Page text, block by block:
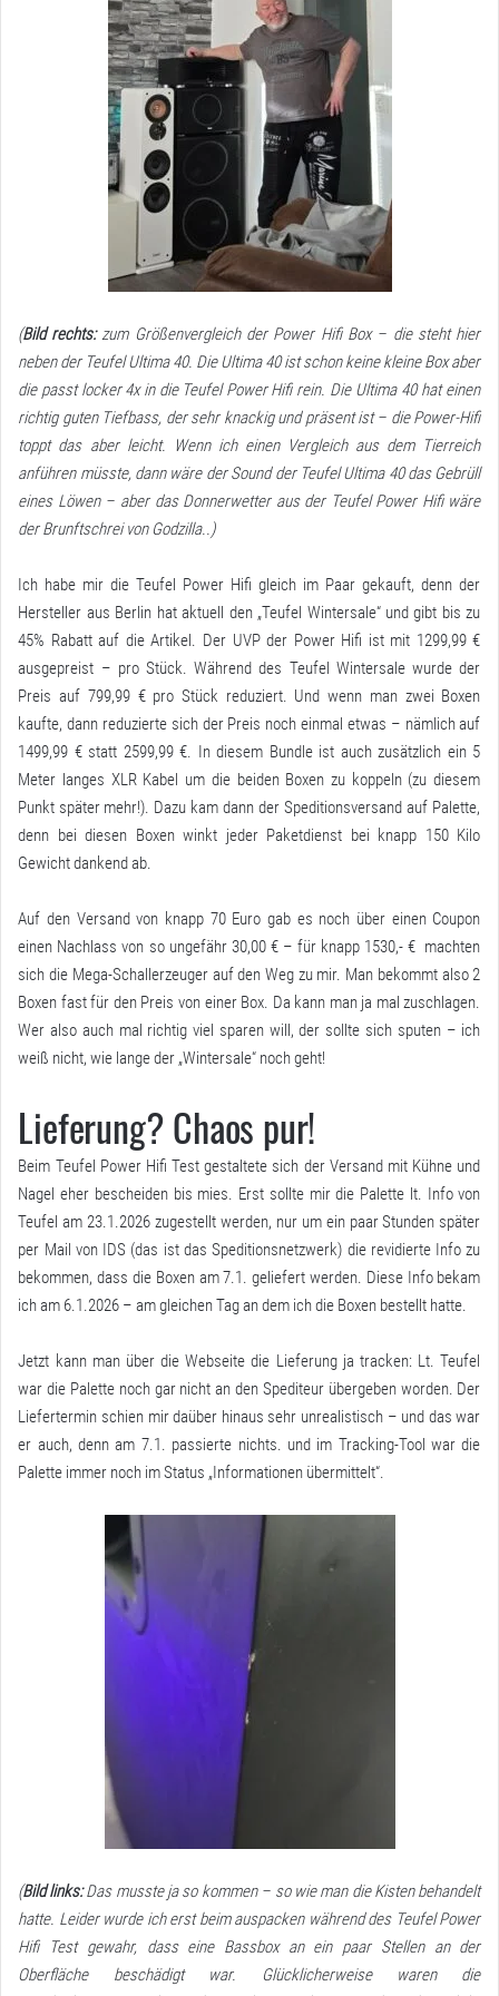
(Bild rechts:zum Größenvergleich der Power Hifi Box – die steht hier
neben der Teufel Ultima 40. DieUltima 40ist schon keine kleine Box aber
die passt locker 4x in die Teufel Power Hifirein. Die Ultima 40 hat einen
richtig guten Tiefbass, der sehr knackig und präsent ist – die Power-Hifi
toppt das aber leicht. Wenn ich einen Vergleich aus dem Tierreich
anführen müsste, dann wäre der Sound der Teufel Ultima 40 das Gebrüll
eines Löwen – aber das Donnerwetter aus der Teufel Power Hifi wäre
der Brunftschrei von Godzilla..)
Ich habe mir die Teufel Power Hifi gleich im Paar gekauft, denn der
Hersteller aus Berlin hat aktuell den „Teufel Wintersale“ und gibt bis zu
45% Rabatt auf die Artikel. Der UVP der Power Hifi ist mit 1299,99 €
ausgepreist – pro Stück. Während des Teufel Wintersale wurde der
Preis auf 799,99 € pro Stück reduziert. Und wenn man zwei Boxen
kaufte, dann reduzierte sich der Preis noch einmal etwas – nämlich auf
1499,99 € statt 2599,99 €. In diesem Bundle ist auch zusätzlich ein 5
Meter langes XLR Kabel um die beiden Boxen zu koppeln (zu diesem
Punkt später mehr!). Dazu kam dann der Speditionsversand auf Palette,
denn bei diesen Boxen winkt jeder Paketdienst bei knapp 150 Kilo
Gewicht dankend ab.
Auf den Versand von knapp 70 Euro gab es noch über einen Coupon
einen Nachlass von so ungefähr 30,00 € – für knapp 1530,- € machten
sich die Mega-Schallerzeuger auf den Weg zu mir. Man bekommt also 2
Boxen fast für den Preis von einer Box. Da kann man ja mal zuschlagen.
Wer also auch mal richtig viel sparen will, der sollte sich sputen – ich
weiß nicht, wie lange der „Wintersale“ noch geht!
Lieferung? Chaos pur!
Beim Teufel Power Hifi Test gestaltete sich der Versand mit Kühne und
Nagel eher bescheiden bis mies. Erst sollte mir die Palette lt. Info von
Teufel am 23.1.2026 zugestellt werden, nur um ein paar Stunden später
per Mail von IDS (das ist das Speditionsnetzwerk) die revidierte Info zu
bekommen, dass die Boxen am 7.1. geliefert werden. Diese Info bekam
ich am 6.1.2026 – am gleichen Tag an dem ich die Boxen bestellt hatte.
Jetzt kann man über die Webseite die Lieferung ja tracken: Lt. Teufel
war die Palette noch gar nicht an den Spediteur übergeben worden. Der
Liefertermin schien mir daüber hinaus sehr unrealistisch – und das war
er auch, denn am 7.1. passierte nichts. und im Tracking-Tool war die
Palette immer noch im Status „Informationen übermittelt“.
(Bild links:Das musste ja so kommen – so wie man die Kisten behandelt
hatte. Leider wurde ich erst beim auspacken während des Teufel Power
Hifi Test gewahr, dass eine Bassbox an ein paar Stellen an der
Oberfläche beschädigt war. Glücklicherweise waren die